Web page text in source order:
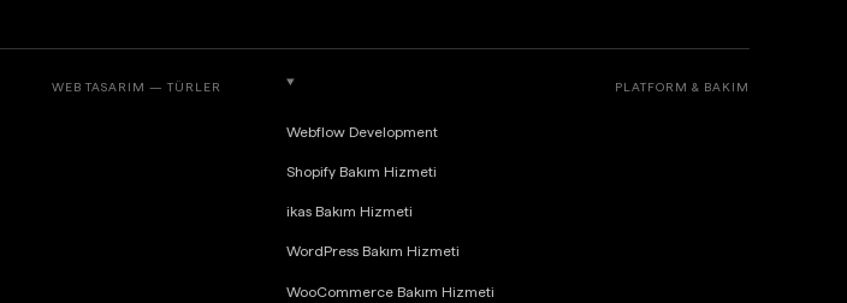
WEB TASARIM — TÜRLER PLATFORM & BAKIM
Webflow Development
Shopify Bakım Hizmeti
ikas Bakım Hizmeti
WordPress Bakım Hizmeti
WooCommerce Bakım Hizmeti